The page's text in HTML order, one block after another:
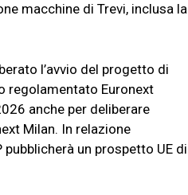
macchine di Trevi, inclusa la
l’avvio del progetto di
regolamentato Euronext
anche per deliberare
Milan. In relazione
pubblicherà un prospetto UE di